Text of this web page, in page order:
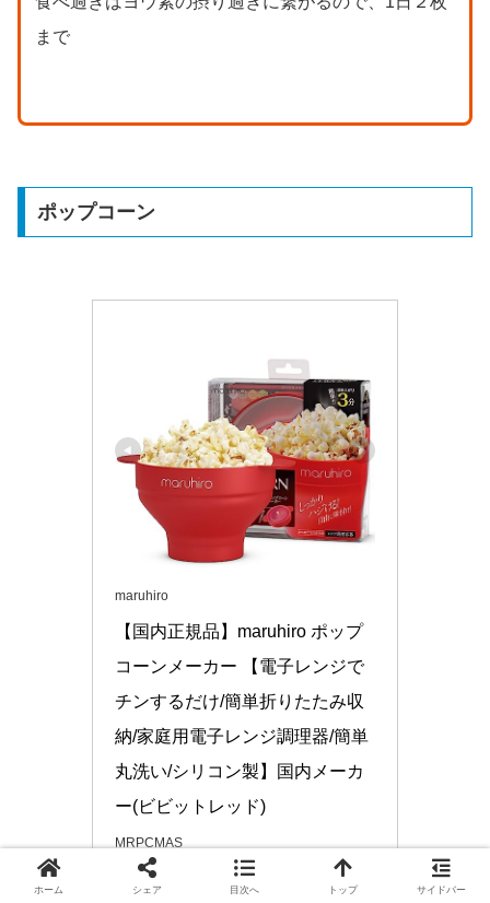
まで
ポップコーン
maruhiro
【国内正規品】maruhiro ポップ
コーンメーカー 【電子レンジで
チンするだけ/簡単折りたたみ収
納/家庭用電子レンジ調理器/簡単
丸洗い/シリコン製】国内メーカ
ー(ビビットレッド)
MRPCMAS
Amazonで見る
ホーム シェア 目次へ トップ サイドバー